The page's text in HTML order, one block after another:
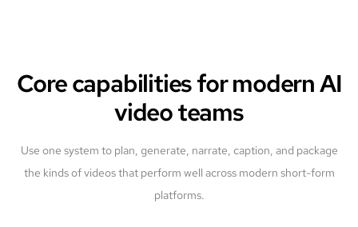
Core capabilities for modern AI
video teams
Use one system to plan, generate, narrate, caption, and package
the kinds of videos that perform well across modern short-form
platforms.